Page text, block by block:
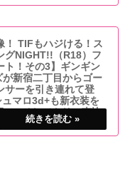
アイドルの祭典・TOKYO
（TIF）にセクシーガ
プが大集結！ 昨年も多くの
話題を呼
！ TIFもハジける！ス
グNIGHT!!（R18）フ
ト！その3】ギンギン
新宿二丁目からゴー
サーを引き連れて登
マロ3d+も新衣装を
!! そしてトリの恵比
ツで盛り上がりは最